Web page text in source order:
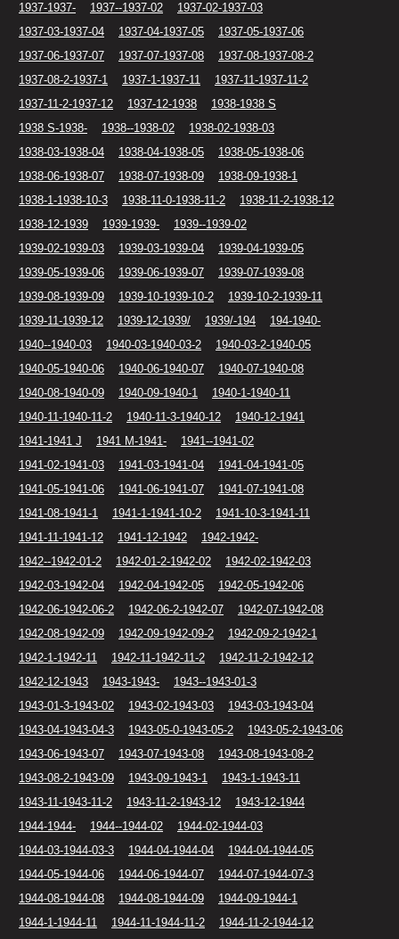
1937-1937-
1937--1937-02
1937-02-1937-03
1937-03-1937-04
1937-04-1937-05
1937-05-1937-06
1937-06-1937-07
1937-07-1937-08
1937-08-1937-08-2
1937-08-2-1937-1
1937-1-1937-11
1937-11-1937-11-2
1937-11-2-1937-12
1937-12-1938
1938-1938 S
1938 S-1938-
1938--1938-02
1938-02-1938-03
1938-03-1938-04
1938-04-1938-05
1938-05-1938-06
1938-06-1938-07
1938-07-1938-09
1938-09-1938-1
1938-1-1938-10-3
1938-11-0-1938-11-2
1938-11-2-1938-12
1938-12-1939
1939-1939-
1939--1939-02
1939-02-1939-03
1939-03-1939-04
1939-04-1939-05
1939-05-1939-06
1939-06-1939-07
1939-07-1939-08
1939-08-1939-09
1939-10-1939-10-2
1939-10-2-1939-11
1939-11-1939-12
1939-12-1939/ 1939/-194
194-1940-
1940--1940-03
1940-03-1940-03-2
1940-03-2-1940-05
1940-05-1940-06
1940-06-1940-07
1940-07-1940-08
1940-08-1940-09
1940-09-1940-1
1940-1-1940-11
1940-11-1940-11-2
1940-11-3-1940-12
1940-12-1941
1941-1941 J
1941 M-1941-
1941--1941-02
1941-02-1941-03
1941-03-1941-04
1941-04-1941-05
1941-05-1941-06
1941-06-1941-07
1941-07-1941-08
1941-08-1941-1
1941-1-1941-10-2
1941-10-3-1941-11
1941-11-1941-12
1941-12-1942
1942-1942-
1942--1942-01-2
1942-01-2-1942-02
1942-02-1942-03
1942-03-1942-04
1942-04-1942-05
1942-05-1942-06
1942-06-1942-06-2
1942-06-2-1942-07
1942-07-1942-08
1942-08-1942-09
1942-09-1942-09-2
1942-09-2-1942-1
1942-1-1942-11
1942-11-1942-11-2
1942-11-2-1942-12
1942-12-1943
1943-1943-
1943--1943-01-3
1943-01-3-1943-02
1943-02-1943-03
1943-03-1943-04
1943-04-1943-04-3
1943-05-0-1943-05-2
1943-05-2-1943-06
1943-06-1943-07
1943-07-1943-08
1943-08-1943-08-2
1943-08-2-1943-09
1943-09-1943-1
1943-1-1943-11
1943-11-1943-11-2
1943-11-2-1943-12
1943-12-1944
1944-1944-
1944--1944-02
1944-02-1944-03
1944-03-1944-03-3
1944-04-1944-04
1944-04-1944-05
1944-05-1944-06
1944-06-1944-07
1944-07-1944-07-3
1944-08-1944-08
1944-08-1944-09
1944-09-1944-1
1944-1-1944-11
1944-11-1944-11-2
1944-11-2-1944-12